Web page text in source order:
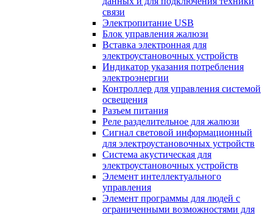
связи
Электропитание USB
Блок управления жалюзи
Вставка электронная для
электроустановочных устройств
Индикатор указания потребления
электроэнергии
Контроллер для управления системой
освещения
Разъем питания
Реле разделительное для жалюзи
Сигнал световой информационный
для электроустановочных устройств
Система акустическая для
электроустановочных устройств
Элемент интеллектуального
управления
Элемент программы для людей с
ограниченными возможностями для